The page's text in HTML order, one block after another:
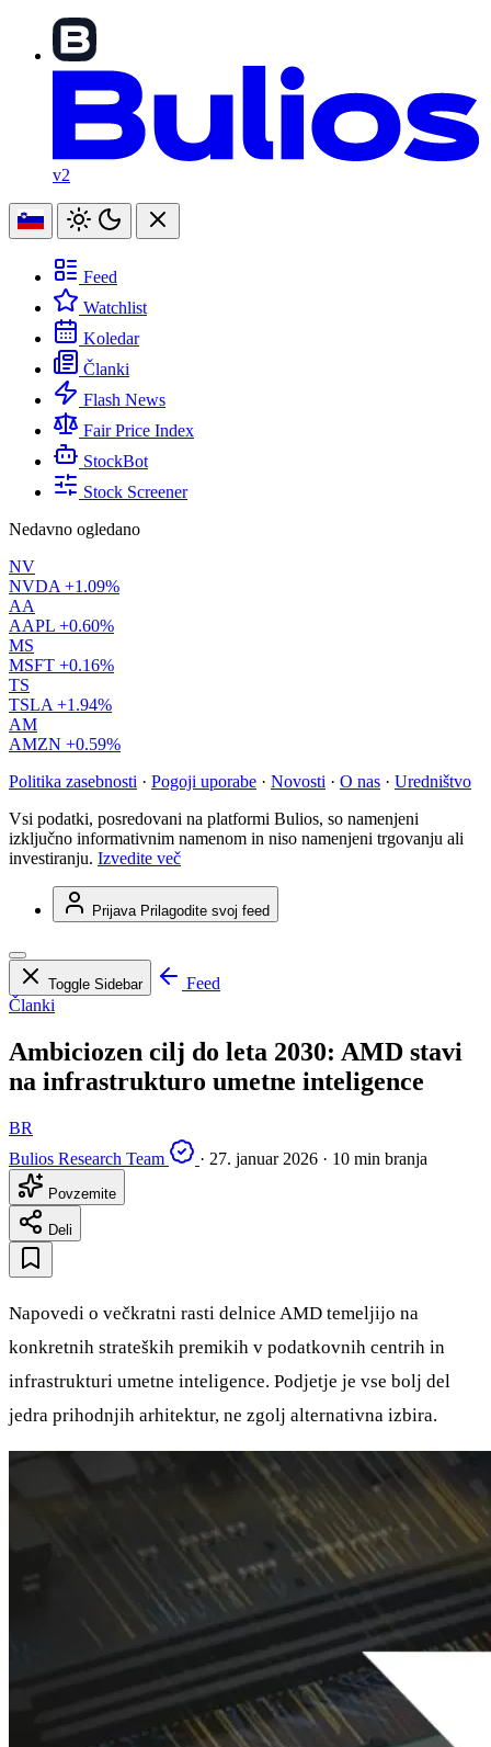
v2
Feed
Watchlist
Koledar
Članki
Flash News
Fair Price Index
StockBot
Stock Screener
Nedavno ogledano
NV
NVDA +1.09%
AA
AAPL +0.60%
MS
MSFT +0.16%
TS
TSLA +1.94%
AM
AMZN +0.59%
Politika zasebnosti · Pogoji uporabe · Novosti · O nas · Uredništvo
Vsi podatki, posredovani na platformi Bulios, so namenjeni
izključno informativnim namenom in niso namenjeni trgovanju ali
investiranju. Izvedite več
Prijava Prilagodite svoj feed
Toggle Sidebar
Feed
Članki
Ambiciozen cilj do leta 2030: AMD stavi
na infrastrukturo umetne inteligence
BR
Bulios Research Team
· 27. januar 2026 · 10 min branja
Povzemite
Deli
Napovedi o večkratni rasti delnice AMD temeljijo na
konkretnih strateških premikih v podatkovnih centrih in
infrastrukturi umetne inteligence. Podjetje je vse bolj del
jedra prihodnjih arhitektur, ne zgolj alternativna izbira.